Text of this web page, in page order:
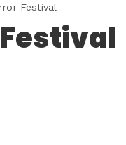
Festival